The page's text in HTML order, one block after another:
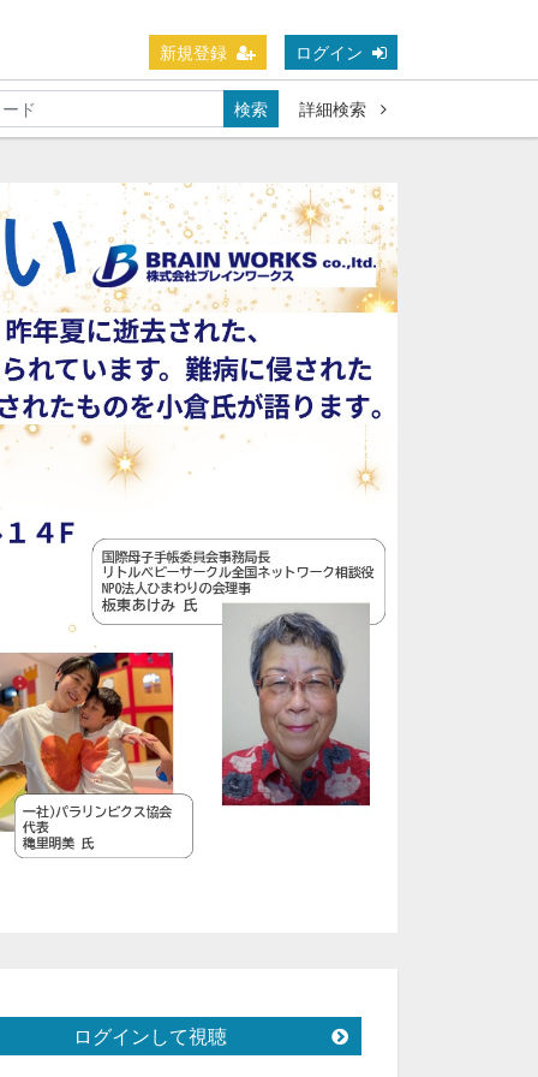
新規登録 ログイン
検索 詳細検索
ログインして視聴